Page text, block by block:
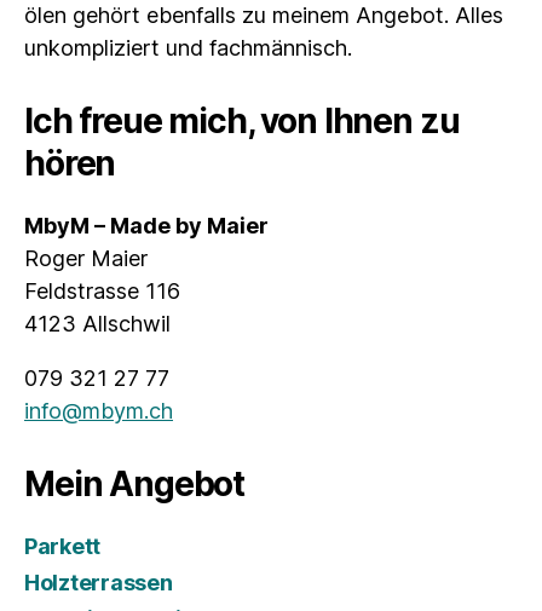
ölen gehört ebenfalls zu meinem Angebot. Alles
unkompliziert und fachmännisch.
Ich freue mich, von Ihnen zu
hören
MbyM – Made by Maier
Roger Maier
Feldstrasse 116
4123 Allschwil
079 321 27 77
info@mbym.ch
Mein Angebot
Parkett
Holzterrassen